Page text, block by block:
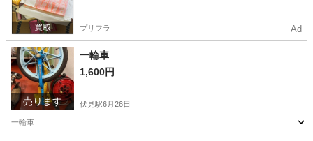
プリフラ Ad
売ります
一輪車
1,600円
伏見駅6月26日
一輪車